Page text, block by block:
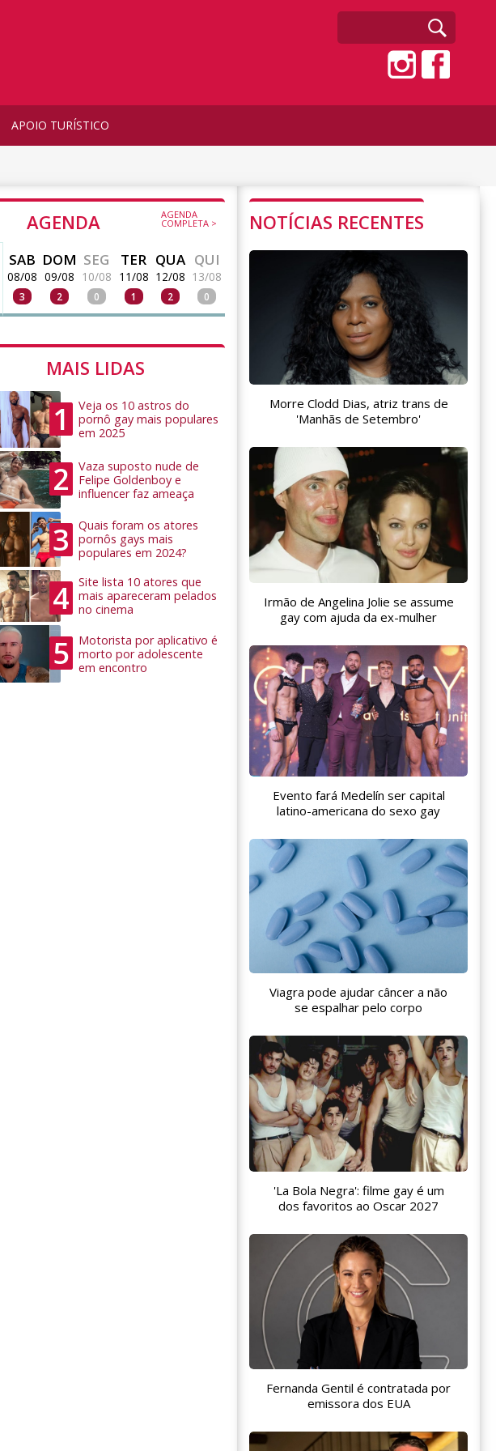
APOIO TURÍSTICO
AGENDA AGENDA
COMPLETA >
SAB
08/08
3
DOM
09/08
2
SEG
10/08
0
TER
11/08
1
QUA
12/08
2
QUI
13/08
0
MAIS LIDAS
1
Veja os 10 astros do
pornô gay mais populares
em 2025
2
Vaza suposto nude de
Felipe Goldenboy e
influencer faz ameaça
3
Quais foram os atores
pornôs gays mais
populares em 2024?
4
Site lista 10 atores que
mais apareceram pelados
no cinema
5
Motorista por aplicativo é
morto por adolescente
em encontro
NOTÍCIAS RECENTES
Morre Clodd Dias, atriz trans de
'Manhãs de Setembro'
Irmão de Angelina Jolie se assume
gay com ajuda da ex-mulher
Evento fará Medelín ser capital
latino-americana do sexo gay
Viagra pode ajudar câncer a não
se espalhar pelo corpo
'La Bola Negra': filme gay é um
dos favoritos ao Oscar 2027
Fernanda Gentil é contratada por
emissora dos EUA